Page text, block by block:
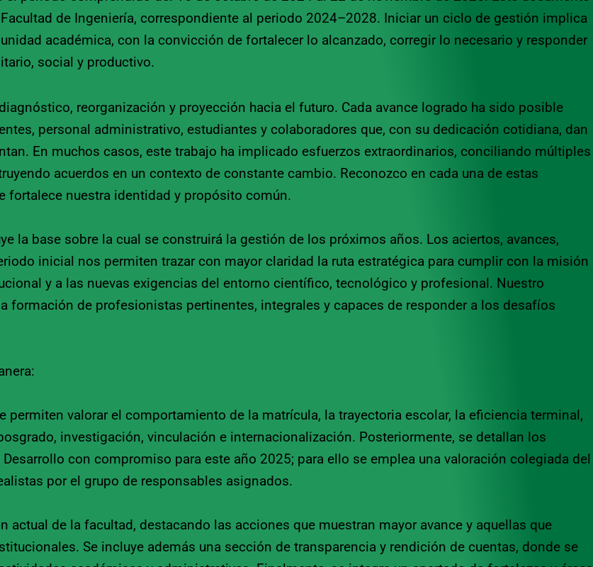
de Ingeniería, correspondiente al periodo 2024–2028. Iniciar un ciclo de gestión implica
académica, con la convicción de fortalecer lo alcanzado, corregir lo necesario y responder
social y productivo.
reorganización y proyección hacia el futuro. Cada avance logrado ha sido posible
personal administrativo, estudiantes y colaboradores que, con su dedicación cotidiana, dan
En muchos casos, este trabajo ha implicado esfuerzos extraordinarios, conciliando múltiples
acuerdos en un contexto de constante cambio. Reconozco en cada una de estas
nuestra identidad y propósito común.
la base sobre la cual se construirá la gestión de los próximos años. Los aciertos, avances,
inicial nos permiten trazar con mayor claridad la ruta estratégica para cumplir con la misión
y a las nuevas exigencias del entorno científico, tecnológico y profesional. Nuestro
formación de profesionistas pertinentes, integrales y capaces de responder a los desafíos
permiten valorar el comportamiento de la matrícula, la trayectoria escolar, la eficiencia terminal,
investigación, vinculación e internacionalización. Posteriormente, se detallan los
con compromiso para este año 2025; para ello se emplea una valoración colegiada del
por el grupo de responsables asignados.
de la facultad, destacando las acciones que muestran mayor avance y aquellas que
Se incluye además una sección de transparencia y rendición de cuentas, donde se